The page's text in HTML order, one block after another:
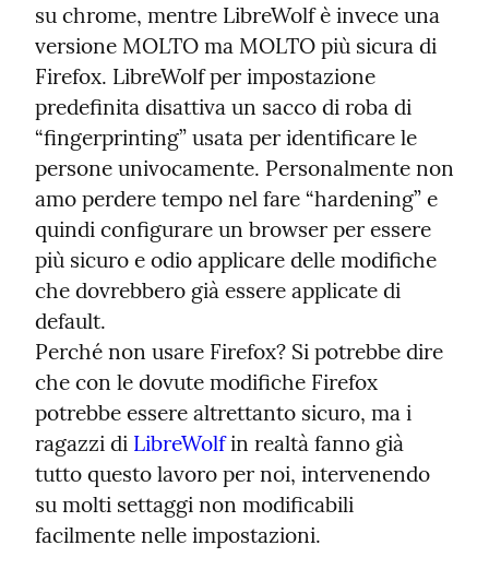
su chrome, mentre LibreWolf è invece una
versione MOLTO ma MOLTO più sicura di
Firefox. LibreWolf per impostazione
predefinita disattiva un sacco di roba di
“fingerprinting” usata per identificare le
persone univocamente. Personalmente non
amo perdere tempo nel fare “hardening” e
quindi configurare un browser per essere
più sicuro e odio applicare delle modifiche
che dovrebbero già essere applicate di
default.
Perché non usare Firefox? Si potrebbe dire
che con le dovute modifiche Firefox
potrebbe essere altrettanto sicuro, ma i
ragazzi di LibreWolf in realtà fanno già
tutto questo lavoro per noi, intervenendo
su molti settaggi non modificabili
facilmente nelle impostazioni.